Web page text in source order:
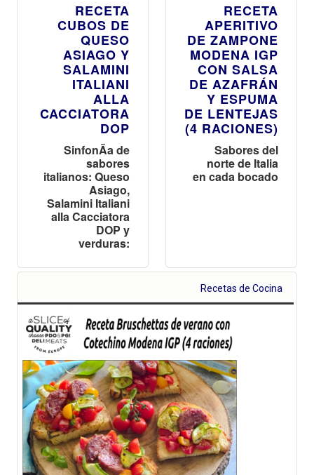
RECETA
CUBOS DE
QUESO
ASIAGO Y
SALAMINI
ITALIANI
ALLA
CACCIATORA
DOP
SinfonÃ­a de
sabores
italianos: Queso
Asiago,
Salamini Italiani
alla Cacciatora
DOP y
verduras:
RECETA
APERITIVO
DE ZAMPONE
MODENA IGP
CON SALSA
DE AZAFRÁN
Y ESPUMA
DE LENTEJAS
(4 RACIONES)
Sabores del
norte de Italia
en cada bocado
Recetas de Cocina